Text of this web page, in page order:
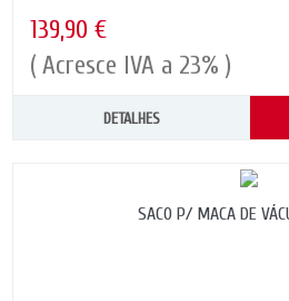
139,90 €
( Acresce IVA a 23% )
DETALHES
SACO P/ MACA DE